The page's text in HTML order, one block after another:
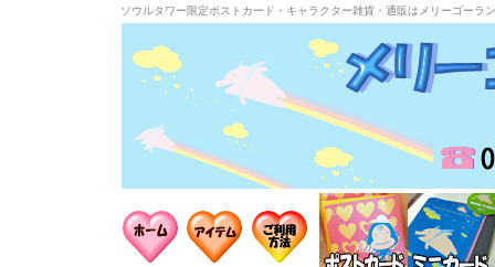
ソウルタワー限定ポストカード・キャラクター雑貨・通販はメリーゴーラ